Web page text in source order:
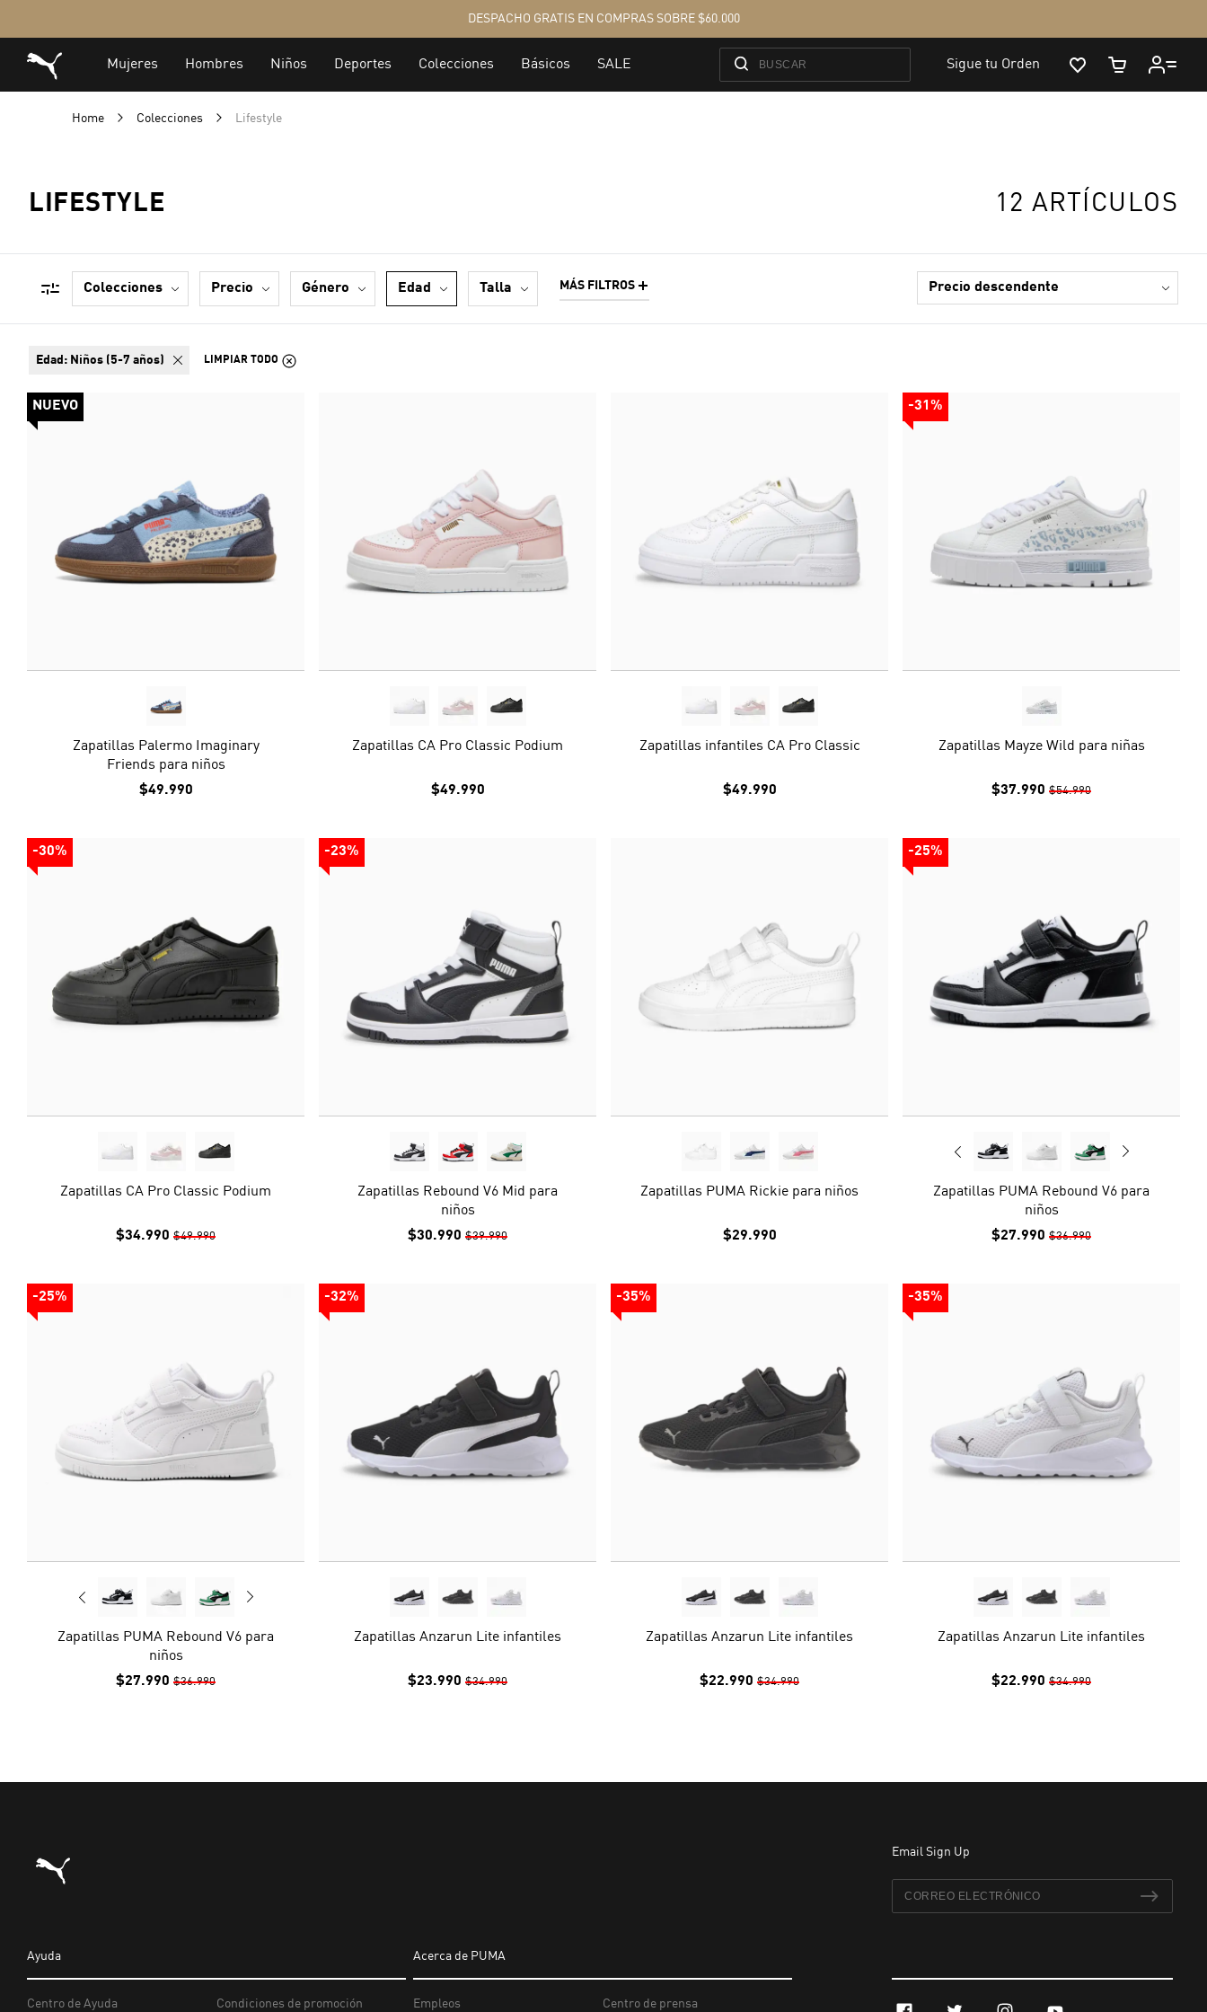
Home Colecciones Lifestyle
LIFESTYLE 12 ARTÍCULOS
colecciones precio género edad talla MÁS FILTROS
edad: Niños (5-7 años) LIMPIAR TODO
NUEVO
Zapatillas Palermo Imaginary
Friends para niños
$49.990
Zapatillas CA Pro Classic Podium
$49.990
Zapatillas infantiles CA Pro Classic
$49.990
-31%
Zapatillas Mayze Wild para niñas
$37.990 $54.990
-30%
Zapatillas CA Pro Classic Podium
$34.990 $49.990
-23%
Zapatillas Rebound V6 Mid para
niños
$30.990 $39.990
Zapatillas PUMA Rickie para niños
$29.990
-25%
Zapatillas PUMA Rebound V6 para
niños
$27.990 $36.990
-25%
Zapatillas PUMA Rebound V6 para
niños
$27.990 $36.990
-32%
Zapatillas Anzarun Lite infantiles
$23.990 $34.990
-35%
Zapatillas Anzarun Lite infantiles
$22.990 $34.990
-35%
Zapatillas Anzarun Lite infantiles
$22.990 $34.990